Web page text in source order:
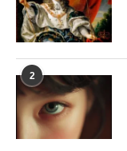
2